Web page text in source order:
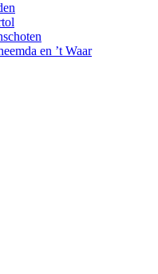
en ’t Waar